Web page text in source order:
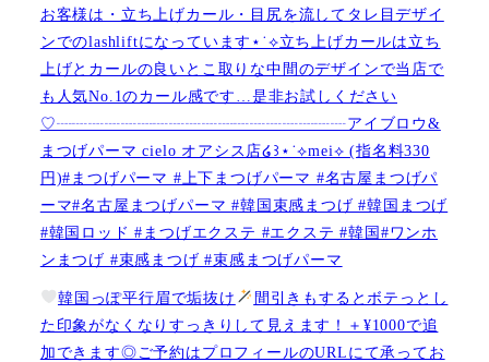
お客様は・立ち上げカール・目尻を流してタレ目デザイ
ンでのlashliftになっています⋆˙⟡立ち上げカールは立ち
上げとカールの良いとこ取りな中間のデザインで当店で
も人気No.1のカール感です…是非お試しください️
♡┈┈┈┈┈┈┈┈┈┈┈┈┈┈┈┈┈┈アイブロウ&
まつげパーマ cielo オアシス店໒꒱⋆˙⟡︎mei⟡ (指名料330
円)#まつげパーマ #上下まつげパーマ #名古屋まつげパ
ーマ#名古屋まつげパーマ #韓国束感まつげ #韓国まつげ
#韓国ロッド #まつげエクステ #エクステ #韓国#ワンホ
ンまつげ #束感まつげ #束感まつげパーマ
韓国っぽ平行眉で垢抜け
間引きもするとボテっとし
た印象がなくなりすっきりして見えます！＋¥1000で追
加できます◎ご予約はプロフィールのURLにて承ってお